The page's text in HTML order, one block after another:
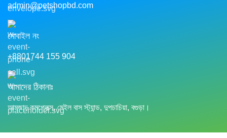
admin@petshopbd.com
মোবাইল নং
+8801744 155 904
আমাদের ঠিকানাঃ
আমজাদ কমপ্লেক্স, মেইল বাস স্ট্যান্ড, দুপচাচিয়া, বগুড়া।